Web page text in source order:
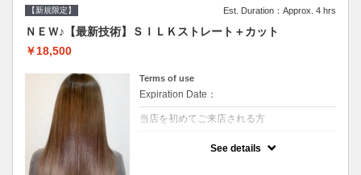
【新規限定】 Est. Duration：Approx. 4 hrs
ＮＥＷ♪【最新技術】ＳＩＬＫストレート＋カット
￥18,500
Terms of use
Expiration Date：
当店を初めてご来店される方
See details